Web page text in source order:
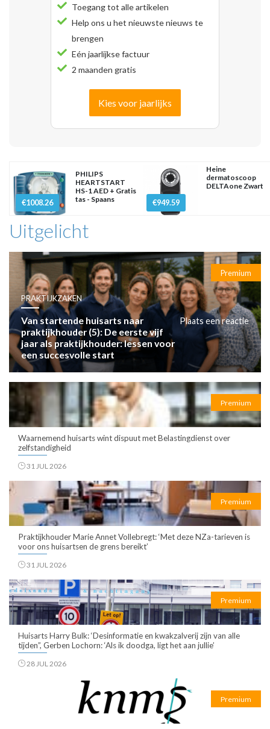
Toegang tot alle artikelen
Help ons u het nieuwste nieuws te
brengen
Eén jaarlijkse factuur
2 maanden gratis
Kies voor jaarlijks
€1008.26
PHILIPS
HEARTSTART
HS-1 AED + Gratis
tas - Spaans
€949.59
Heine
dermatoscoop
DELTAone Zwart
Uitgelicht
Premium
PRAKTIJKZAKEN
Van startende huisarts naar
praktijkhouder (5): De eerste vijf
jaar als praktijkhouder: lessen voor
een succesvolle start
Plaats een reactie
Premium
Waarnemend huisarts wint dispuut met Belastingdienst over
zelfstandigheid
31 JUL 2026
Premium
Praktijkhouder Marie Annet Vollebregt: ‘Met deze NZa-tarieven is
voor ons huisartsen de grens bereikt’
31 JUL 2026
Premium
Huisarts Harry Bulk: ‘Desinformatie en kwakzalverij zijn van alle
tijden”, Gerben Lochorn: ‘Als ik doodga, ligt het aan jullie’
28 JUL 2026
Premium